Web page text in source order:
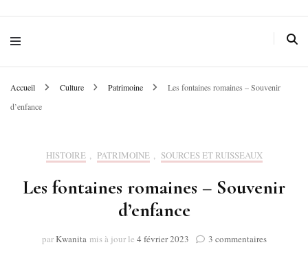
Accueil Culture Patrimoine
Les fontaines romaines – Souvenir
d’enfance
HISTOIRE , PATRIMOINE , SOURCES ET RUISSEAUX
Les fontaines romaines – Souvenir
d’enfance
parKwanita mis à jour le 4 février 2023 3 commentairessur